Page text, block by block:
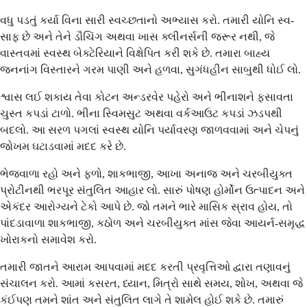
વધુ પડતું કર્યા વિના સારી સ્વચ્છતાનો અભ્યાસ કરો. તમારી યોનિ સ્વ-
સાફ છે અને તેને ડૌચિંગ અથવા ખાસ ક્લીનર્સની જરૂર નથી, જે
વાસ્તવમાં સ્વસ્થ બેક્ટેરિયાને વિક્ષેપિત કરી શકે છે. તમારા બાહ્ય
જનનાંગ વિસ્તારને ગરમ પાણી અને હળવા, સુગંધહીન સાબુથી ધોઈ લો.
શ્વાસ લઈ શકાય તેવા કોટન અન્ડરવેર પહેરો અને ભીનાશને ફસાવતા
ચુસ્ત કપડાં ટાળો. ભીના સ્વિમસુટ અથવા વર્કઆઉટ કપડાં ઝડપથી
બદલો. આ સરળ પગલાં સ્વસ્થ યોનિ પર્યાવરણ જાળવવામાં અને ચેપનું
જોખમ ઘટાડવામાં મદદ કરે છે.
ભેજવાળા રહો અને ફળો, શાકભાજી, આખા અનાજ અને ચરબીયુક્ત
પ્રોટીનથી ભરપૂર સંતુલિત આહાર લો. સારું પોષણ હોર્મોન ઉત્પાદન અને
એકંદર આરોગ્યને ટેકો આપે છે. જો તમને ભારે માસિક સ્રાવ હોય, તો
પાંદડાવાળા શાકભાજી, કઠોળ અને ચરબીયુક્ત માંસ જેવા આયર્ન-સમૃદ્ધ
ખોરાકનો સમાવેશ કરો.
તમારી જાતને આરામ આપવામાં મદદ કરતી પ્રવૃત્તિઓ દ્વારા તણાવનું
સંચાલન કરો. આમાં કસરત, ધ્યાન, મિત્રો સાથે સમય, શોખ, અથવા જે
કંઈપણ તમને શાંત અને સંતુલિત લાગે તે શામેલ હોઈ શકે છે. તમારું